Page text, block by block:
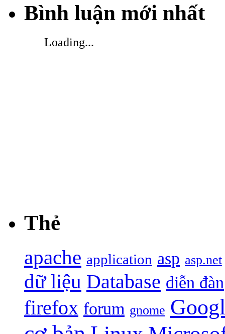
Bình luận mới nhất
Loading...
Thẻ
apache application asp asp.net
dữ liệu Database diễn đàn
firefox forum gnome